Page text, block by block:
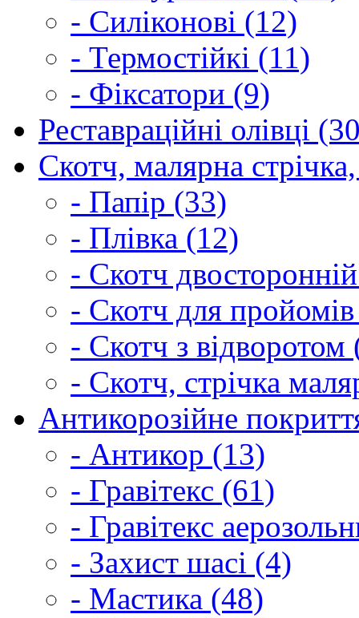
- Силіконові (12)
- Термостійкі (11)
- Фіксатори (9)
Реставраційні олівці
Скотч, малярна
- Папір (33)
- Плівка (12)
- Скотч
- Скотч для
- Скотч з відворотом
- Скотч, стрічка
Антикорозійне
- Антикор (13)
- Гравітекс (61)
- Гравітекс
- Захист шасі (4)
- Мастика (48)